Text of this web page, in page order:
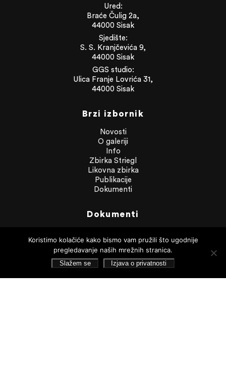
Ured:
Braće Čulig 2a,
44000 Sisak
Sjedište:
S. S. Kranjčevića 9,
44000 Sisak
GGS studio:
Ulica Franje Lovrića 31,
44000 Sisak
Brzi izbornik
Novosti
O galeriji
Info
Zbirka Striegl
Likovna zbirka
Publikacije
Dokumenti
Dokumenti
Javna nabava
Statut Galerije
Pristup informacijama
Izjava o privatnosti
Koristimo kolačiće kako bismo vam pružili što ugodnije
pregledavanje naših mrežnih stranica.
Slažem se Izjava o privatnosti